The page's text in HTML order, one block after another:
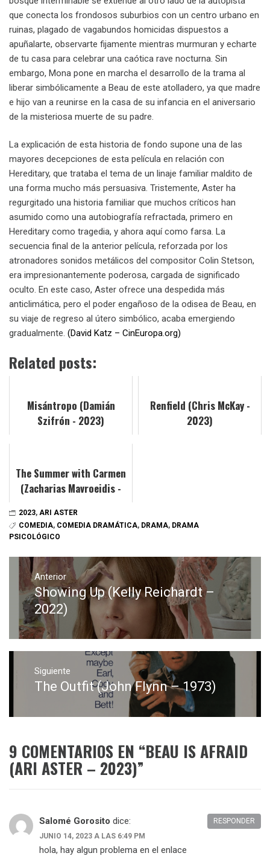
que conecta los frondosos suburbios con un centro urbano en
ruinas, plagado de vagabundos homicidas dispuestos a
apuñalarte, observarte fijamente mientras murmuran y echarte
de tu casa para celebrar una caótica rave nocturna. Sin
embargo, Mona pone en marcha el desarrollo de la trama al
liberar simbólicamente a Beau de este atolladero, ya que madre
e hijo van a reunirse en la casa de su infancia en el aniversario
de la misteriosa muerte de su padre.
La explicación de esta historia de fondo supone una de las
mayores decepciones de esta película en relación con
Hereditary, que trataba el tema de un linaje familiar maldito de
una forma mucho más persuasiva. Tristemente, Aster ha
regurgitado una historia familiar que muchos críticos han
asumido como una autobiografía refractada, primero en
Hereditary como tragedia, y ahora aquí como farsa. La
secuencia final de la anterior película, reforzada por los
atronadores sonidos metálicos del compositor Colin Stetson,
era impresionantemente poderosa, cargada de significado
oculto. En este caso, Aster ofrece una despedida más
anticlimática, pero el poder engañoso de la odisea de Beau, en
su viaje de regreso al útero simbólico, acaba emergiendo
gradualmente. (David Katz – CinEuropa.org)
Related posts:
Misántropo (Damián
Szifrón - 2023)
Renfield (Chris McKay -
2023)
The Summer with Carmen
(Zacharias Mavroeidis -
2023, ARI ASTER
COMEDIA, COMEDIA DRAMÁTICA, DRAMA, DRAMA
PSICOLÓGICO
Navegación
de
entradas
Anterior
Entrada
anterior:
Showing Up (Kelly Reichardt –
2022)
Siguiente
Entrada
The Outfit (John Flynn – 1973)
9 COMENTARIOS EN “BEAU IS AFRAID
(ARI ASTER – 2023)”
Salomé Gorosito dice:
JUNIO 14, 2023 A LAS 6:49 PM
hola, hay algun problema en el enlace
RESPONDER